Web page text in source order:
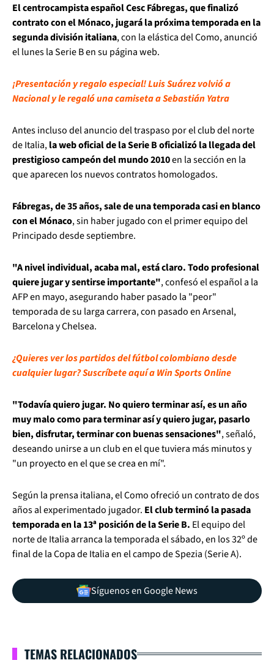
El centrocampista español Cesc Fábregas, que finalizó
contrato con el Mónaco, jugará la próxima temporada en la
segunda división italiana, con la elástica del Como, anunció
el lunes la Serie B en su página web.
¡Presentación y regalo especial! Luis Suárez volvió a
Nacional y le regaló una camiseta a Sebastián Yatra
Antes incluso del anuncio del traspaso por el club del norte
de Italia,la web oficial de la Serie B oficializó la llegada del
prestigioso campeón del mundo 2010en la sección en la
que aparecen los nuevos contratos homologados.
Fábregas, de 35 años, sale de una temporada casi en blanco
con el Mónaco, sin haber jugado con el primer equipo del
Principado desde septiembre.
"A nivel individual, acaba mal, está claro. Todo profesional
quiere jugar y sentirse importante", confesó el español a la
AFP en mayo, asegurando haber pasado la "peor"
temporada de su larga carrera, con pasado en Arsenal,
Barcelona y Chelsea.
¿Quieres ver los partidos del fútbol colombiano desde
cualquier lugar? Suscríbete aquí a Win Sports Online
"Todavía quiero jugar. No quiero terminar así, es un año
muy malo como para terminar así y quiero jugar, pasarlo
bien, disfrutar, terminar con buenas sensaciones", señaló,
deseando unirse a un club en el que tuviera más minutos y
"un proyecto en el que se crea en mí".
Según la prensa italiana, el Como ofreció un contrato de dos
años al experimentado jugador. El club terminó la pasada
temporada en la 13ª posición de la Serie B. El equipo del
norte de Italia arranca la temporada el sábado, en los 32º de
final de la Copa de Italia en el campo de Spezia (Serie A).
Síguenos en Google News
TEMAS RELACIONADOS